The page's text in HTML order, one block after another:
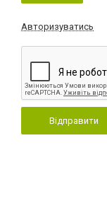
Авторизуватись
Відправити